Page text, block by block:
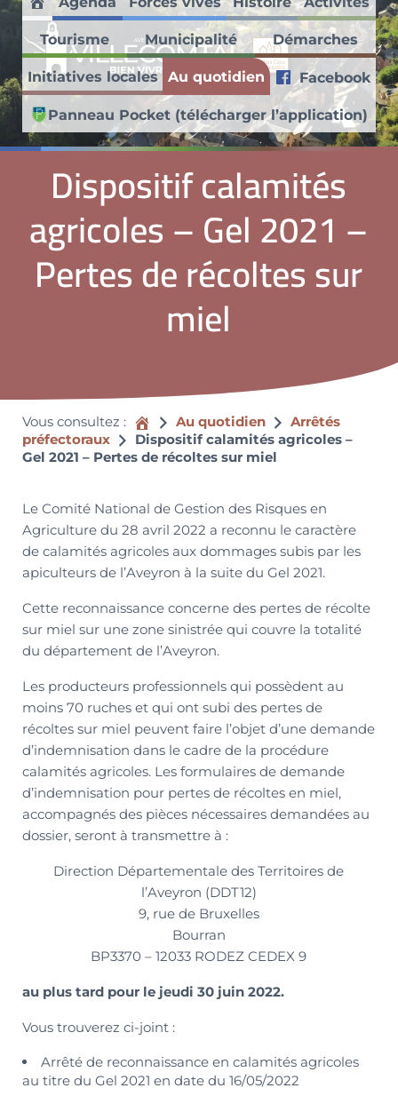
Passer au contenu principal
Skip to header right navigation
Skip to site footer
Villecomtal en Aveyron
Découvrez ce village médiéval faisant partie des Petites Cités de
Accueil
Tourisme Municipalité Démarches
Initiatives locales Au quotidien Facebook
Panneau Pocket (télécharger l’application)
Dispositif calamités
agricoles – Gel 2021 –
Pertes de récoltes sur
miel
Vous consultez : Accueil
Au quotidien
Arrêtés
préfectoraux
Dispositif calamités agricoles –
Gel 2021 – Pertes de récoltes sur miel
Le Comité National de Gestion des Risques en
Agriculture du 28 avril 2022 a reconnu le caractère
de calamités agricoles aux dommages subis par les
apiculteurs de l’Aveyron à la suite du Gel 2021.
Cette reconnaissance concerne des pertes de récolte
sur miel sur une zone sinistrée qui couvre la totalité
du département de l’Aveyron.
Les producteurs professionnels qui possèdent au
moins 70 ruches et qui ont subi des pertes de
récoltes sur miel peuvent faire l’objet d’une demande
d’indemnisation dans le cadre de la procédure
calamités agricoles. Les formulaires de demande
d’indemnisation pour pertes de récoltes en miel,
accompagnés des pièces nécessaires demandées au
dossier, seront à transmettre à :
Direction Départementale des Territoires de
l’Aveyron (DDT12)
9, rue de Bruxelles
Bourran
BP3370 – 12033 RODEZ CEDEX 9
au plus tard pour le jeudi 30 juin 2022.
Vous trouverez ci-joint :
Arrêté de reconnaissance en calamités agricoles
au titre du Gel 2021 en date du 16/05/2022